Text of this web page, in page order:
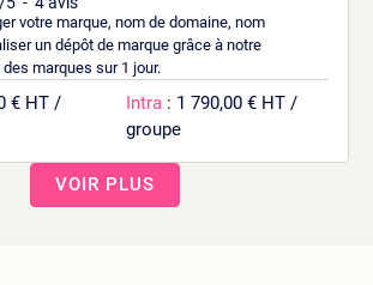
votre marque, nom de domaine, nom
un dépôt de marque grâce à notre
marques sur 1 jour.
€ HT /
Intra : 1 790,00 € HT /
groupe
VOIR PLUS